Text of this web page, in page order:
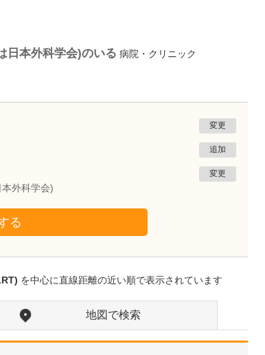
日本外科学会)のいる 病院・クリニック
変更
追加
外科学会)
変更
る
を中心に直線距離の近い順で表示されています
地図で検索
渡辺歯科医院
渡邊 武夫院長取材記事
ください。
当院では、歯科の領域に
関してはオールラウンド